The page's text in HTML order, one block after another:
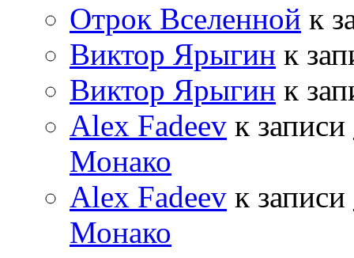
Отрок Вселенной к
Виктор Ярыгин к
Виктор Ярыгин к
Alex Fadeev к записи
Монако
Alex Fadeev к записи
Монако